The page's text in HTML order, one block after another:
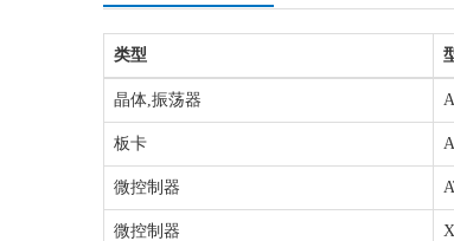
类型
晶体,振荡器
板卡
微控制器
微控制器